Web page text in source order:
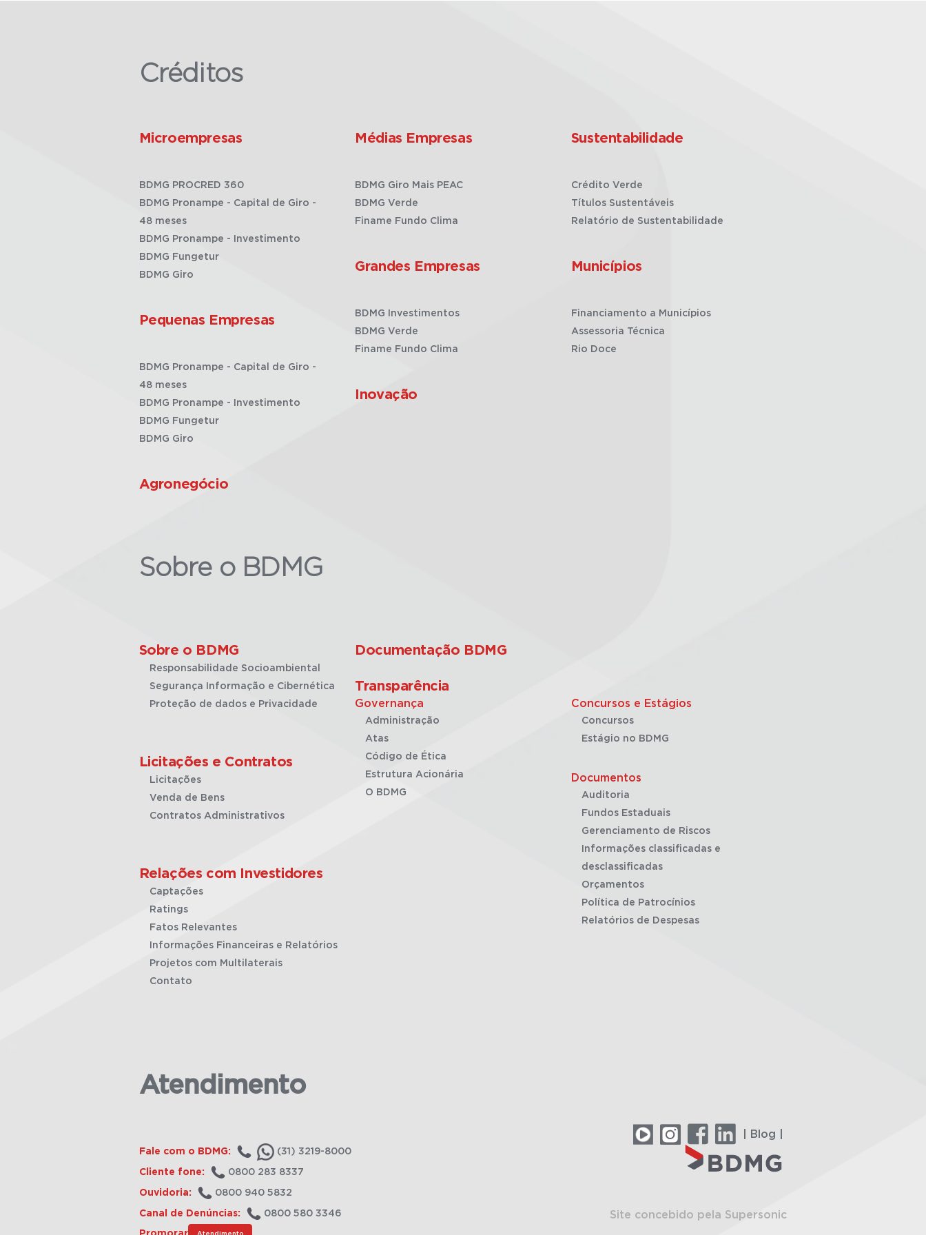
Créditos
Microempresas
BDMG PROCRED 360
BDMG Pronampe - Capital de Giro -
48 meses
BDMG Pronampe - Investimento
BDMG Fungetur
BDMG Giro
Pequenas Empresas
BDMG Pronampe - Capital de Giro -
48 meses
BDMG Pronampe - Investimento
BDMG Fungetur
BDMG Giro
Agronegócio
Médias Empresas
BDMG Giro Mais PEAC
BDMG Verde
Finame Fundo Clima
Grandes Empresas
BDMG Investimentos
BDMG Verde
Finame Fundo Clima
Inovação
Sustentabilidade
Crédito Verde
Títulos Sustentáveis
Relatório de Sustentabilidade
Municípios
Financiamento a Municípios
Assessoria Técnica
Rio Doce
Sobre o BDMG
Sobre o BDMG
Responsabilidade Socioambiental
Segurança Informação e Cibernética
Proteção de dados e Privacidade
Licitações e Contratos
Licitações
Venda de Bens
Contratos Administrativos
Relações com Investidores
Captações
Ratings
Fatos Relevantes
Informações Financeiras e Relatórios
Projetos com Multilaterais
Contato
Documentação BDMG
Transparência
Governança
Administração
Atas
Código de Ética
Estrutura Acionária
O BDMG
Concursos e Estágios
Concursos
Estágio no BDMG
Documentos
Auditoria
Fundos Estaduais
Gerenciamento de Riscos
Informações classificadas e
desclassificadas
Orçamentos
Política de Patrocínios
Relatórios de Despesas
Atendimento
Fale com o BDMG: (31) 3219-8000
Cliente fone: 0800 283 8337
Ouvidoria: 0800 940 5832
Canal de Denúncias: 0800 580 3346
Atendimento
| Blog |
Site concebido pela Supersonic